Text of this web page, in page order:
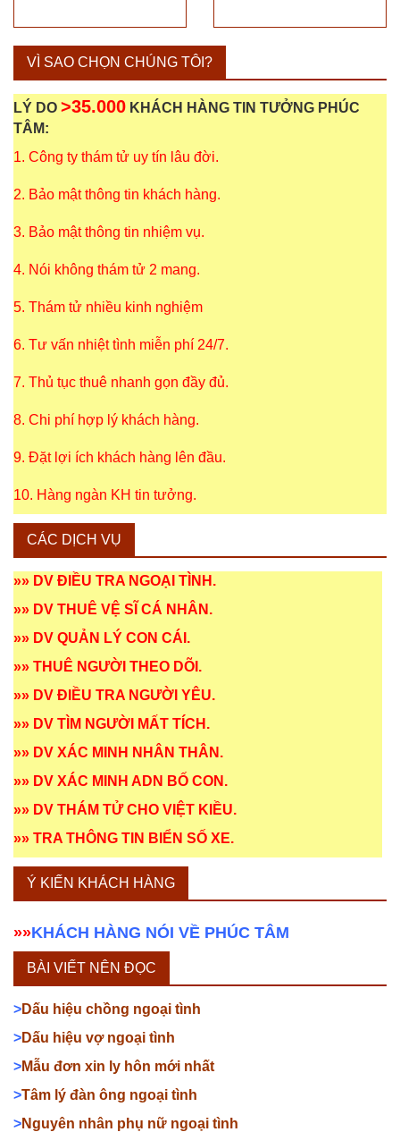
VÌ SAO CHỌN CHÚNG TÔI?
LÝ DO >35.000 KHÁCH HÀNG TIN TƯỞNG PHÚC
TÂM:
1. Công ty thám tử uy tín lâu đời.
2. Bảo mật thông tin khách hàng.
3. Bảo mật thông tin nhiệm vụ.
4. Nói không thám tử 2 mang.
5. Thám tử nhiều kinh nghiệm
6. Tư vấn nhiệt tình miễn phí 24/7.
7. Thủ tục thuê nhanh gọn đầy đủ.
8. Chi phí hợp lý khách hàng.
9. Đặt lợi ích khách hàng lên đầu.
10. Hàng ngàn KH tin tưởng.
CÁC DỊCH VỤ
»» DV ĐIỀU TRA NGOẠI TÌNH .
»» DV THUÊ VỆ SĨ CÁ NHÂN .
»» DV QUẢN LÝ CON CÁI .
»» THUÊ NGƯỜI THEO DÕI .
»» DV ĐIỀU TRA NGƯỜI YÊU.
»» DV TÌM NGƯỜI MẤT TÍCH .
»» DV XÁC MINH NHÂN THÂN .
»» DV XÁC MINH ADN BỐ CON .
»» DV THÁM TỬ CHO VIỆT KIỀU.
»» TRA THÔNG TIN BIỂN SỐ XE.
Ý KIẾN KHÁCH HÀNG
»»KHÁCH HÀNG NÓI VỀ PHÚC TÂM
BÀI VIẾT NÊN ĐỌC
>Dấu hiệu chồng ngoại tình
>Dấu hiệu vợ ngoại tình
>Mẫu đơn xin ly hôn mới nhất
>Tâm lý đàn ông ngoại tình
>Nguyên nhân phụ nữ ngoại tình